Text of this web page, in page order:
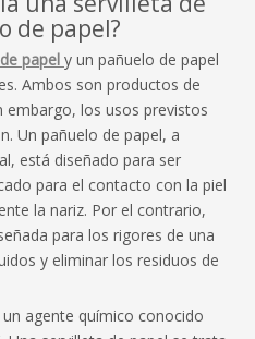
de papel?
papel y un pañuelo de papel
Ambos son productos de
embargo, los usos previstos
Un pañuelo de papel, a
está diseñado para ser
para el contacto con la piel
la nariz. Por el contrario,
para los rigores de una
y eliminar los residuos de
agente químico conocido